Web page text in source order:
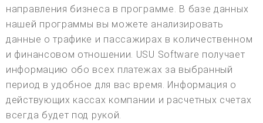
направления бизнеса в программе. В базе данных
нашей программы вы можете анализировать
данные о трафике и пассажирах в количественном
и финансовом отношении. USU Software получает
информацию обо всех платежах за выбранный
период в удобное для вас время. Информация о
действующих кассах компании и расчетных счетах
всегда будет под рукой.